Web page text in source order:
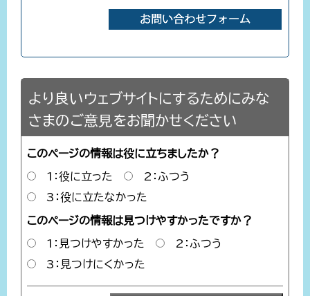
より良いウェブサイトにするためにみな
さまのご意見をお聞かせください
このページの情報は役に立ちましたか？
1：役に立った
2：ふつう
3：役に立たなかった
このページの情報は見つけやすかったですか？
1：見つけやすかった
2：ふつう
3：見つけにくかった